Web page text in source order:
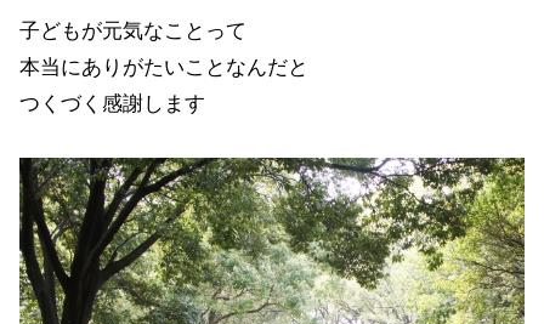
子どもが元気なことって
本当にありがたいことなんだと
つくづく感謝します